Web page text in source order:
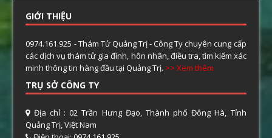
GIỚI THIỆU
0974.161.925 - Thám Tử Quảng Trị - Công Ty chuyên cung cấp
các dịch vụ thám tử gia đình, hôn nhân, điều tra, tìm kiếm xác
minh thông tin hàng đầu tại Quảng Trị. >> Xem thêm
TRỤ SỞ CÔNG TY
Địa chỉ : 02 Trần Hưng Đạo, Thành phố Đông Hà, Tỉnh
Quảng Trị, Việt Nam